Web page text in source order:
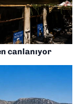
canlanıyor